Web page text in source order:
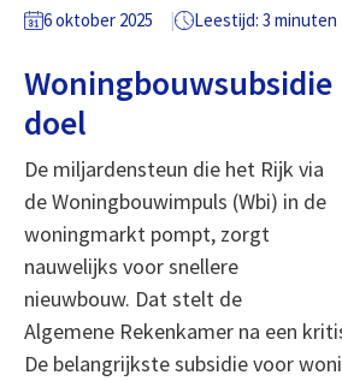
6 oktober 2025 Leestijd: 3 minuten
doel
De miljardensteun die het Rijk via
de Woningbouwimpuls (Wbi) in de
woningmarkt pompt, zorgt
nauwelijks voor snellere
nieuwbouw. Dat stelt de
Algemene Rekenkamer na een
De belangrijkste subsidie voor